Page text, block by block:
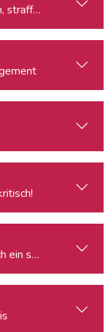
redigieren
ein schlüssiges